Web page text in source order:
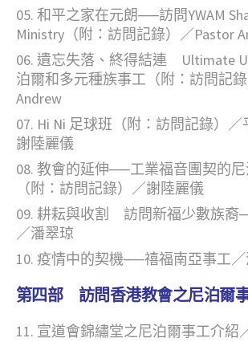
和平之家在元朗──訪問YWAM
Ministry（附：訪問記錄）／Pastor
遺忘失落、終得結連 Ultimate
泊爾和多元種族事工（附：訪問記
Andrew
Hi Ni 足球班（附：訪問記錄）／
謝陸麗儀
教會的延伸──工業福音團契的
（附：訪問記錄）／謝陸麗儀
耕耘與收割 訪問新福少數族裔
／潘翠琼
疫情中的契機──禧福南亞事工
第四部 訪問香港教會之尼泊爾
宣道會錦繡堂之尼泊爾事工介紹